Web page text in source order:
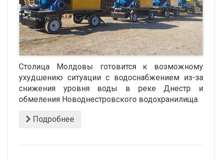
Столица Молдовы готовится к возможному
ухудшению ситуации с водоснабжением из-за
снижения уровня воды в реке Днестр и
обмеления Новоднестровского водохранилища.
Подробнее